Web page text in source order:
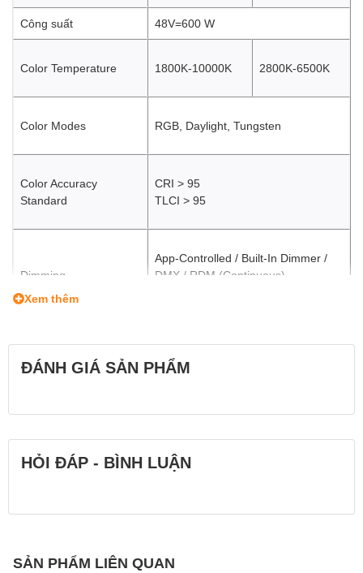
Công suất 48V=600 W
Color Temperature 1800K-10000K 2800K-6500K
Color Modes RGB, Daylight, Tungsten
Color Accuracy
Standard
CRI > 95
TLCI > 95
Dimming
App-Controlled / Built-In Dimmer /
DMX / RDM (Continuous)
Bluetooth
Mobile App Compatible
App Name: GODOX Light
Xem thêm
ĐÁNH GIÁ SẢN PHẨM
HỎI ĐÁP - BÌNH LUẬN
SẢN PHẨM LIÊN QUAN